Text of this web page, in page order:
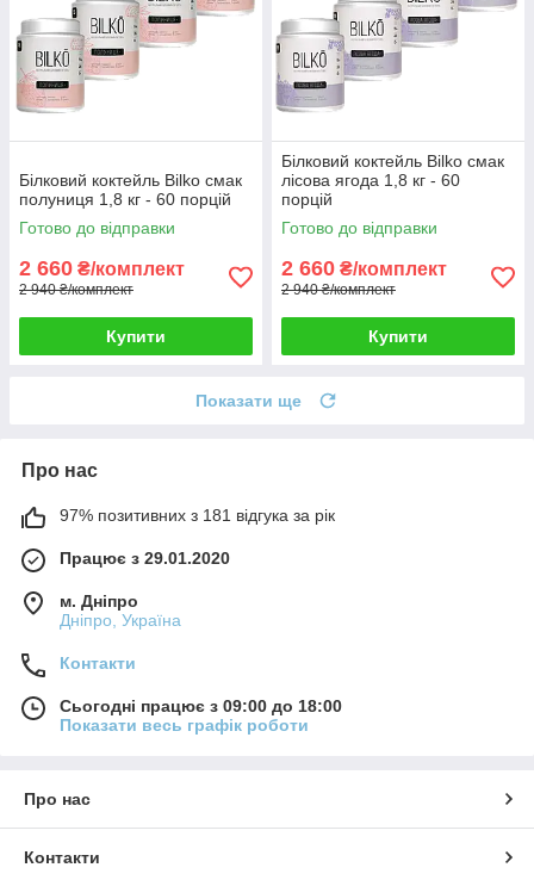
Білковий коктейль Bilko смак
полуниця 1,8 кг - 60 порцій
Готово до відправки
2 660 ₴/комплект
2 940 ₴/комплект
Купити
Білковий коктейль Bilko смак
лісова ягода 1,8 кг - 60
порцій
Готово до відправки
2 660 ₴/комплект
2 940 ₴/комплект
Купити
Показати ще
Про нас
97% позитивних з 181 відгука за рік
Працює з 29.01.2020
м. Дніпро
Дніпро, Україна
Контакти
Сьогодні працює з 09:00 до 18:00
Показати весь графік роботи
Про нас
Контакти